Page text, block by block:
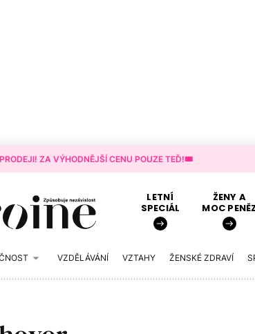
ZA VÝHODNĚJŠÍ CENU POUZE TEĎ!🎟️
LETNÍ
SPECIÁL
ŽENY A
MOC PENĚZ
VZDĚLÁVÁNÍ VZTAHY ŽENSKÉ ZDRAVÍ